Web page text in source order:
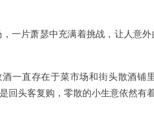
一片萧瑟中充满着挑战，让人意
一直存在于菜市场和街头散酒铺
回头客复购，零散的小生意依然有